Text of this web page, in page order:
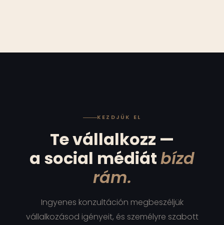
KEZDJÜK EL
Te vállalkozz —
a social médiátbízd
rám.
Ingyenes konzultáción megbeszéljük
vállalkozásod igényeit, és személyre szabott